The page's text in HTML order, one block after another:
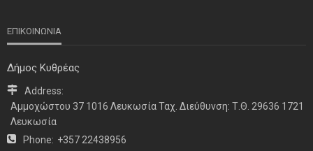
ΝΕΑ ΤΕΛΕΥΤΑΙΑ ΝΕΑ
Η παρουσία μας στο 41ο Συνέδριο της ΠΣΕΚΑ στην
Ουάσινγκτον
ΕΠΙΚΟΙΝΩΝΙΑ
Δήμος Κυθρέας
Address:
Αμμοχώστου 37 1016 Λευκωσία Ταχ. Διεύθυνση: Τ.Θ. 29636 1721
Λευκωσία
Phone: +357 22438956